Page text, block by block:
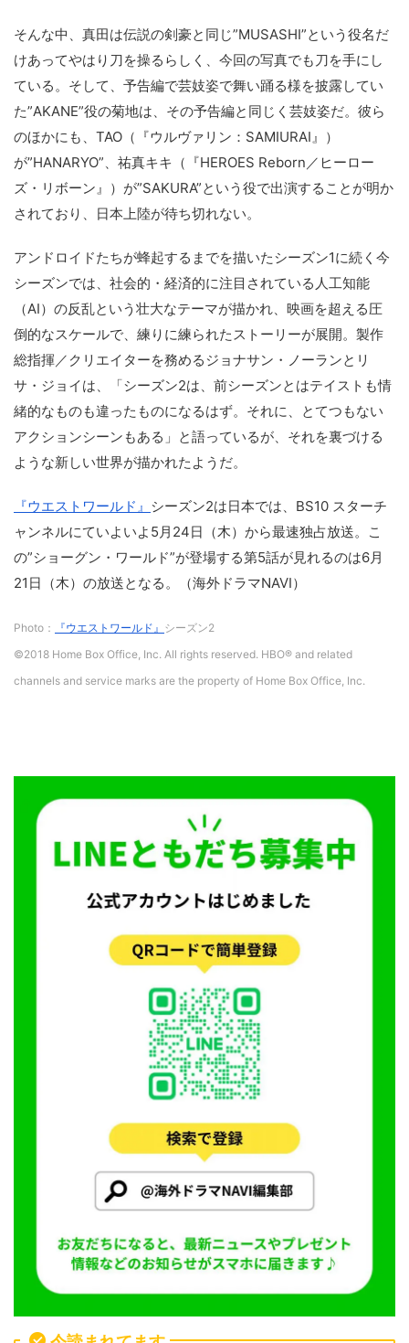
そんな中、真田は伝説の剣豪と同じ”MUSASHI”という役名だ
けあってやはり刀を操るらしく、今回の写真でも刀を手にし
ている。そして、予告編で芸妓姿で舞い踊る様を披露してい
た”AKANE”役の菊地は、その予告編と同じく芸妓姿だ。彼ら
のほかにも、TAO（『ウルヴァリン：SAMIURAI』）
が”HANARYO”、祐真キキ（『HEROES Reborn／ヒーロー
ズ・リボーン』）が”SAKURA”という役で出演することが明か
されており、日本上陸が待ち切れない。
アンドロイドたちが蜂起するまでを描いたシーズン1に続く今
シーズンでは、社会的・経済的に注目されている人工知能
（AI）の反乱という壮大なテーマが描かれ、映画を超える圧
倒的なスケールで、練りに練られたストーリーが展開。製作
総指揮／クリエイターを務めるジョナサン・ノーランとリ
サ・ジョイは、「シーズン2は、前シーズンとはテイストも情
緒的なものも違ったものになるはず。それに、とてつもない
アクションシーンもある」と語っているが、それを裏づける
ような新しい世界が描かれたようだ。
『ウエストワールド』 シーズン2は日本では、BS10 スターチ
ャンネルにていよいよ5月24日（木）から最速独占放送。こ
の”ショーグン・ワールド”が登場する第5話が見れるのは6月
21日（木）の放送となる。（海外ドラマNAVI）
Photo： 『ウエストワールド』 シーズン2
©2018 Home Box Office, Inc. All rights reserved. HBO® and related
channels and service marks are the property of Home Box Office, Inc.